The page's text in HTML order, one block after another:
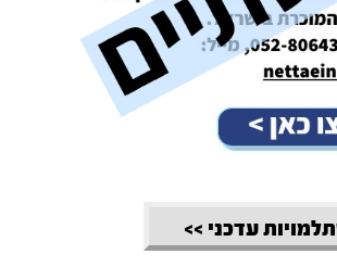
עדכני >>